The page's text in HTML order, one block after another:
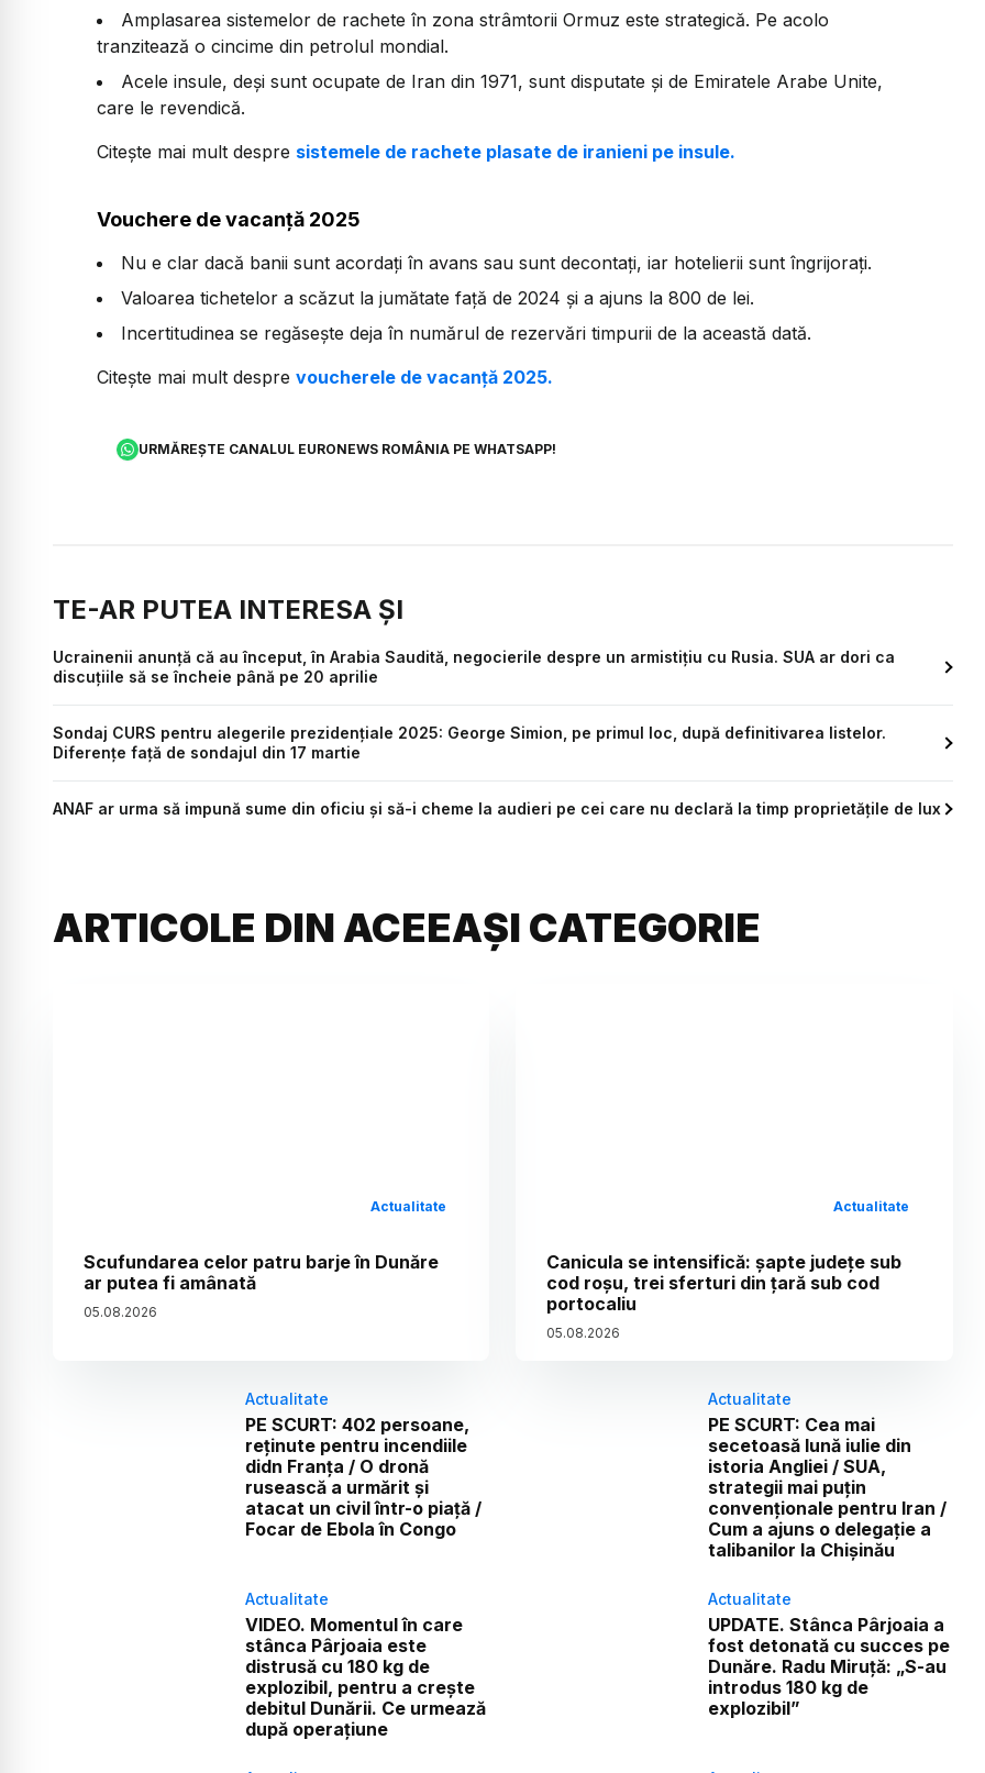
Amplasarea sistemelor de rachete în zona strâmtorii Ormuz este strategică. Pe acolo
tranzitează o cincime din petrolul mondial.
Acele insule, deși sunt ocupate de Iran din 1971, sunt disputate și de Emiratele Arabe Unite,
care le revendică.
Citește mai mult despre sistemele de rachete plasate de iranieni pe insule.
Vouchere de vacanță 2025
Nu e clar dacă banii sunt acordați în avans sau sunt decontați, iar hotelierii sunt îngrijorați.
Valoarea tichetelor a scăzut la jumătate față de 2024 și a ajuns la 800 de lei.
Incertitudinea se regăsește deja în numărul de rezervări timpurii de la această dată.
Citește mai mult despre voucherele de vacanță 2025.
URMĂREȘTE CANALUL EURONEWS ROMÂNIA PE WHATSAPP!
TE-AR PUTEA INTERESA ȘI
Ucrainenii anunță că au început, în Arabia Saudită, negocierile despre un armistițiu cu Rusia. SUA ar dori ca
discuțiile să se încheie până pe 20 aprilie
Sondaj CURS pentru alegerile prezidențiale 2025: George Simion, pe primul loc, după definitivarea listelor.
Diferențe față de sondajul din 17 martie
ANAF ar urma să impună sume din oficiu și să-i cheme la audieri pe cei care nu declară la timp proprietățile de lux
ARTICOLE DIN ACEEAȘI CATEGORIE
Actualitate
Scufundarea celor patru barje în Dunăre
ar putea fi amânată
05.08.2026
Actualitate
Canicula se intensifică: șapte județe sub
cod roșu, trei sferturi din țară sub cod
portocaliu
05.08.2026
Actualitate
PE SCURT: 402 persoane,
reținute pentru incendiile
didn Franța / O dronă
rusească a urmărit și
atacat un civil într-o piață /
Focar de Ebola în Congo
Actualitate
PE SCURT: Cea mai
secetoasă lună iulie din
istoria Angliei / SUA,
strategii mai puțin
convenționale pentru Iran /
Cum a ajuns o delegație a
talibanilor la Chișinău
Actualitate
VIDEO. Momentul în care
stânca Pârjoaia este
distrusă cu 180 kg de
explozibil, pentru a crește
debitul Dunării. Ce urmează
după operațiune
Actualitate
UPDATE. Stânca Pârjoaia a
fost detonată cu succes pe
Dunăre. Radu Miruță: „S-au
introdus 180 kg de
explozibil”